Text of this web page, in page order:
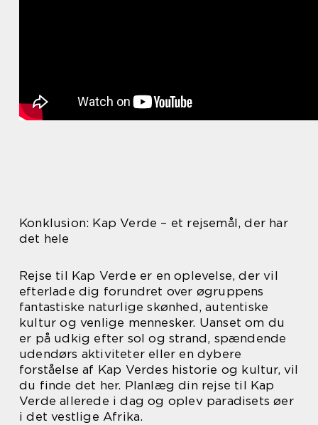
Konklusion: Kap Verde – et rejsemål, der har
det hele
Rejse til Kap Verde er en oplevelse, der vil
efterlade dig forundret over øgruppens
fantastiske naturlige skønhed, autentiske
kultur og venlige mennesker. Uanset om du
er på udkig efter sol og strand, spændende
udendørs aktiviteter eller en dybere
forståelse af Kap Verdes historie og kultur, vil
du finde det her. Planlæg din rejse til Kap
Verde allerede i dag og oplev paradisets øer
i det vestlige Afrika.